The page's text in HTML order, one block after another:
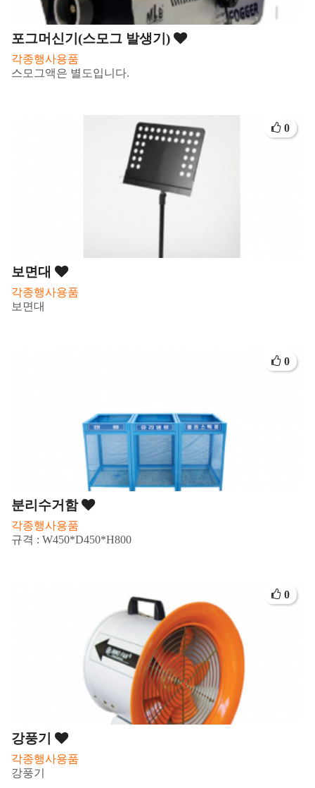
포그머신기(스모그 발생기)
각종행사용품
스모그액은 별도입니다.
보면대
각종행사용품
보면대
0
분리수거함
각종행사용품
규격 : W450*D450*H800
0
강풍기
각종행사용품
강풍기
0